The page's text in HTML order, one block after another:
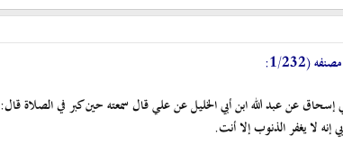
(1/232:
إسحاق عن عبد الله ابن أبي الخليل عن علي قال سمعته حين كبر في الصلاة قال:
لا يغفر الذنوب إلا أنت.